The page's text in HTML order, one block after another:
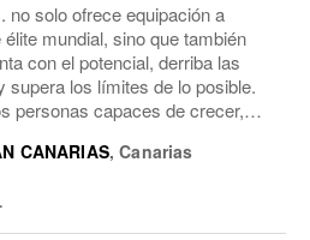
no solo ofrece equipación a
élite mundial, sino que también
con el potencial, derriba las
supera los límites de lo posible.
personas capaces de crecer,
diversidad y fomentar la
CANARIAS,Canarias